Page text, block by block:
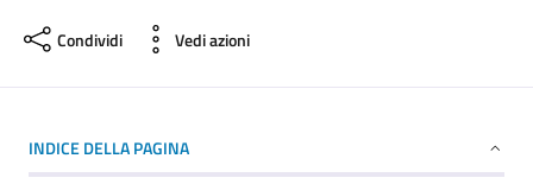
Condividi Vedi azioni
INDICE DELLA PAGINA